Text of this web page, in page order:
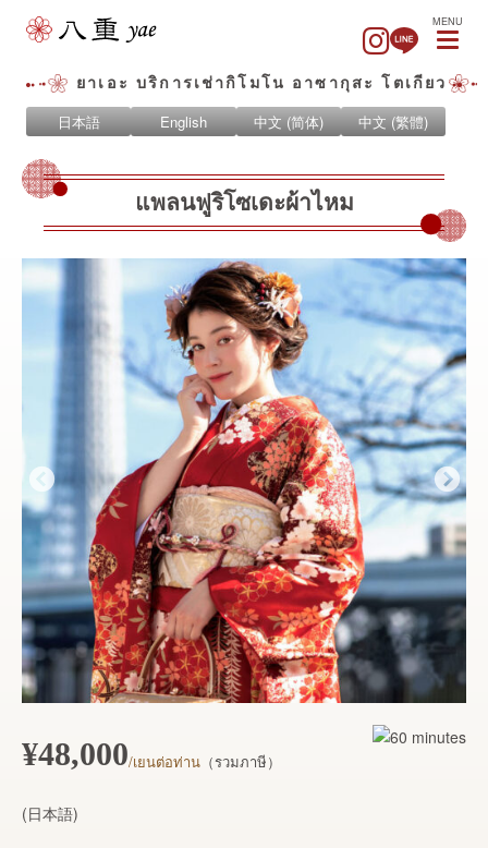
ยาเอะ บริการเช่ากิโมโน อาซากุสะ โตเกียว
日本語 English 中文 (简体) 中文 (繁體)
MENU
แพลนฟูริโซเดะผ้าไหม
¥48,000/เยนต่อท่าน （รวมภาษี）
(日本語)